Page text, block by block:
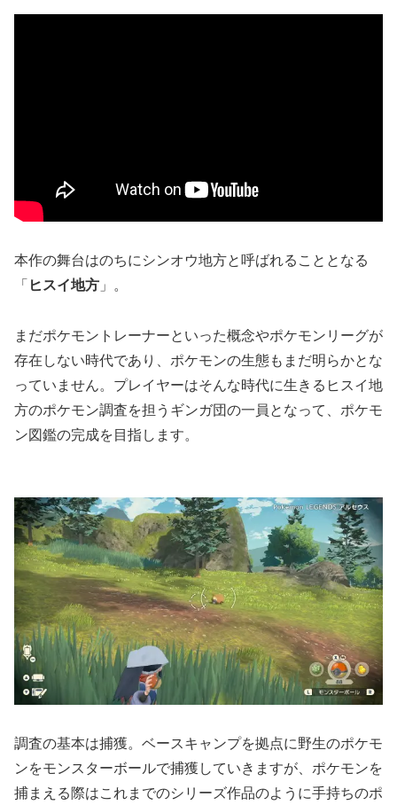
本作の舞台はのちにシンオウ地方と呼ばれることとなる
「ヒスイ地方 」。
まだポケモントレーナーといった概念やポケモンリーグが
存在しない時代であり、ポケモンの生態もまだ明らかとな
っていません。プレイヤーはそんな時代に生きるヒスイ地
方のポケモン調査を担うギンガ団の一員となって、ポケモ
ン図鑑の完成を目指します。
調査の基本は捕獲。ベースキャンプを拠点に野生のポケモ
ンをモンスターボールで捕獲していきますが、ポケモンを
捕まえる際はこれまでのシリーズ作品のように手持ちのポ